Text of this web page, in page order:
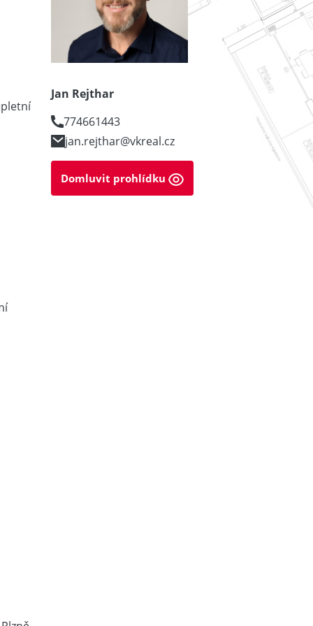
Jan Rejthar
774661443
jan.rejthar@vkreal.cz
Domluvit prohlídku